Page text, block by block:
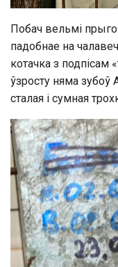
Побач вельмі
падобнае на
котачка з подпісам
ўзросту няма зубоў
сталая і сумная